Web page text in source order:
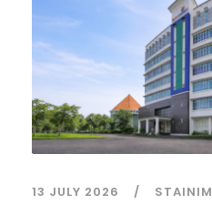
13 JULY 2026 STAINIM